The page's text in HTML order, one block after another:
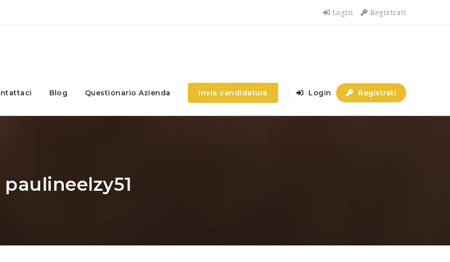
Login Registrati
Blog Questionario Azienda Invia candidatura Login Registrati